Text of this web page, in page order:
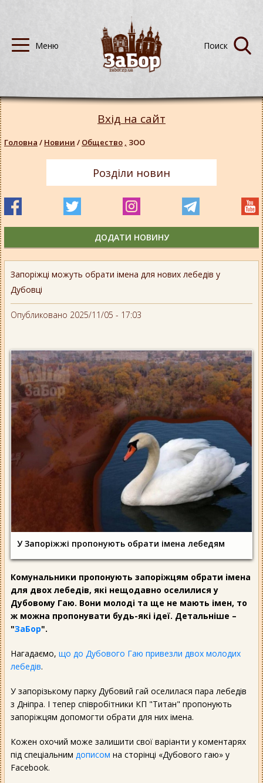
Запоріжці можуть обрати імена для нових лебедів у
Дубовці
Опубликовано 2025/11/05 - 17:03
У Запоріжжі пропонують обрати імена лебедям
Комунальники пропонують запоріжцям обрати імена
для двох лебедів, які нещодавно оселилися у
Дубовому Гаю. Вони молоді та ще не мають імен, то
ж можна пропонувати будь-які ідеї. Детальніше –
"ЗаБор".
Нагадаємо, що до Дубового Гаю привезли двох молодих
лебедів.
У запорізькому парку Дубовий гай оселилася пара лебедів
з Дніпра. І тепер співробітники КП "Титан" пропонують
запоріжцям допомогти обрати для них імена.
Кожен охочий може залишити свої варіанти у коментарях
під спеціальним дописом на сторінці «Дубового гаю» у
Facebook.
Вхід на сайт
Головна / Новини / Общество , ЗОО
Розділи новин
ДОДАТИ НОВИНУ